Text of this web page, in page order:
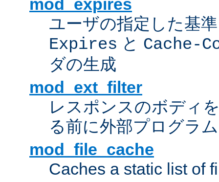
mod_expires
ユーザの指定した基
Expires と Cache-
ダの生成
mod_ext_filter
レスポンスのボディ
る前に外部プログラ
mod_file_cache
Caches a static list of